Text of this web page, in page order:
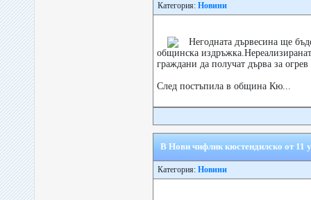
Категория: Новини
Негодната дървесина ще
общинска
граждани да получат дърва за
След постъпила в община Кю...
В Нови чифлик кюстендилско от 11
Категория: Новини